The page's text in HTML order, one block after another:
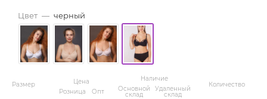
Цвет — черный
Размер
Цена
Розница
Опт
Наличие
Основной
склад
Удаленный
склад
Количество